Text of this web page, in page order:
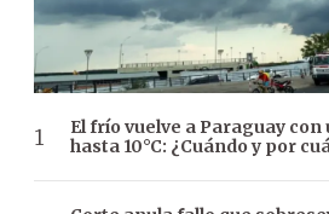
El frío vuelve a Paraguay con
hasta 10°C: ¿Cuándo y por